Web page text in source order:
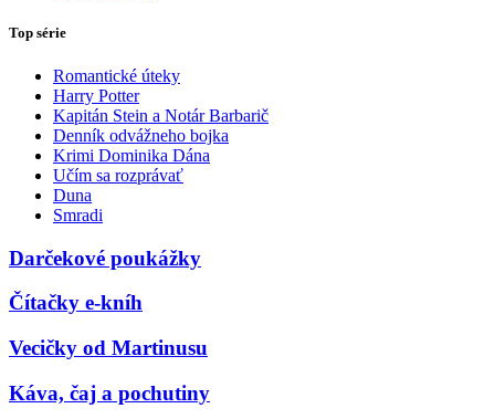
Top série
Romantické úteky
Harry Potter
Kapitán Stein a Notár Barbarič
Denník odvážneho bojka
Krimi Dominika Dána
Učím sa rozprávať
Duna
Smradi
Darčekové poukážky
Čítačky e-kníh
Vecičky od Martinusu
Káva, čaj a pochutiny